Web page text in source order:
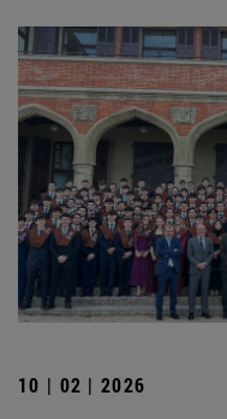
10 | 02 | 2026